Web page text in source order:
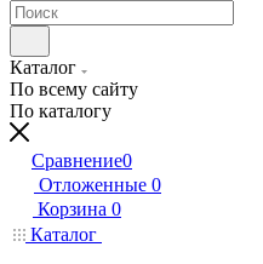
Каталог
По всему сайту
По каталогу
Сравнение0
Отложенные 0
Корзина 0
Каталог